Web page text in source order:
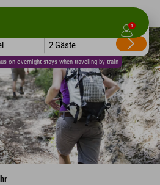
1
on overnight stays when traveling by train
2 Gäste